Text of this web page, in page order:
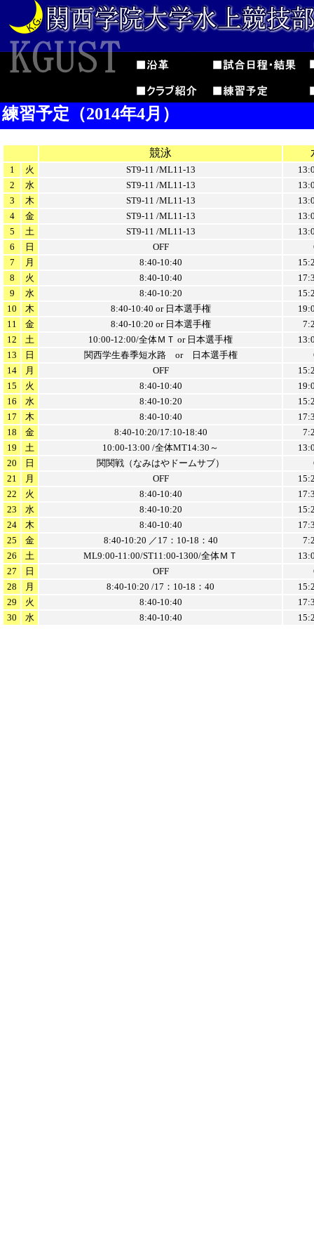
競泳
1 火 ST9-11 /ML11-13
2
水 ST9-11 /ML11-13
3
木 ST9-11 /ML11-13
4
金 ST9-11 /ML11-13
5
土 ST9-11 /ML11-13
6
日 OFF
7
月 8:40-10:40
8
火 8:40-10:40
9
水 8:40-10:20
10
木 8:40-10:40 or 日本選手権
11
金 8:40-10:20 or 日本選手権
12
土 10:00-12:00/全体ＭＴ or 日本選手権
13
日 関西学生春季短水路 or 日本選手権
14
月 OFF
15
火 8:40-10:40
16
水 8:40-10:20
17
木 8:40-10:40
18
金 8:40-10:20/17:10-18:40
19
土 10:00-13:00 /全体MT14:30～
20
日 関関戦（なみはやドームサブ）
21
月 OFF
22
火 8:40-10:40
23
水 8:40-10:20
24
木 8:40-10:40
25
金 8:40-10:20 ／17：10-18：40
26
土 ML9:00-11:00/ST11:00-1300/全体ＭＴ
27
日 OFF
28
月 8:40-10:20 /17：10-18：40
29
火 8:40-10:40
30
水 8:40-10:40
練習予定（2014年4月）